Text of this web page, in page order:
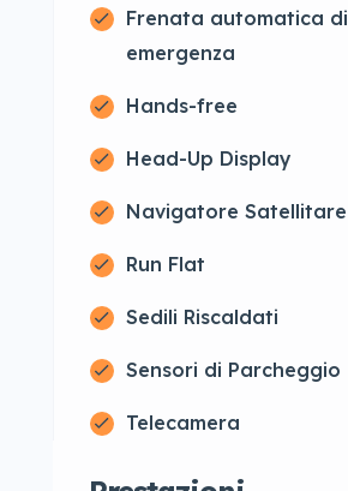
Frenata automatica di
emergenza
Hands-free
Head-Up Display
Navigatore Satellitare
Run Flat
Sedili Riscaldati
Sensori di Parcheggio
Telecamera